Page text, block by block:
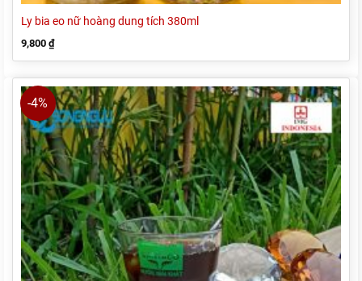
Ly bia eo nữ hoàng dung tích 380ml
9,800 ₫
-4%